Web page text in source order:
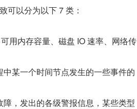
可以分为以下 7 类：
用内存容量、磁盘 IO 速率、网络传
某一个时间节点发生的一些事件的
，发出的各级警报信息，某些类型